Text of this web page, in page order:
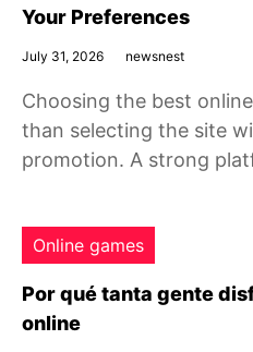
Your Preferences
July 31, 2026 newsnest
Choosing the best
than selecting the site
promotion. A strong
Online games
Por qué tanta gente
online